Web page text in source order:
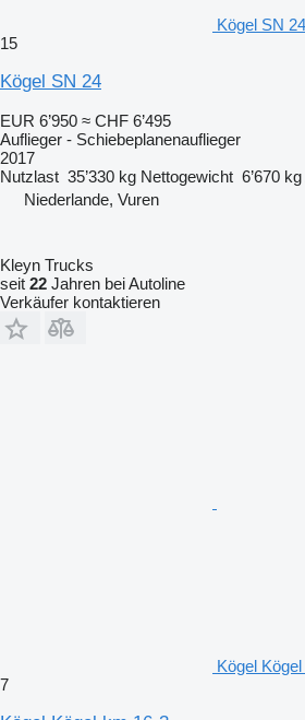
Kögel SN
15
Kögel SN 24
EUR 6’950 ≈ CHF 6’495
Auflieger - Schiebeplanenauflieger
2017
Nutzlast 35’330 kg Nettogewicht 6’670 kg
Niederlande, Vuren
Kleyn Trucks
seit 22 Jahren bei Autoline
Verkäufer kontaktieren
Kögel
7